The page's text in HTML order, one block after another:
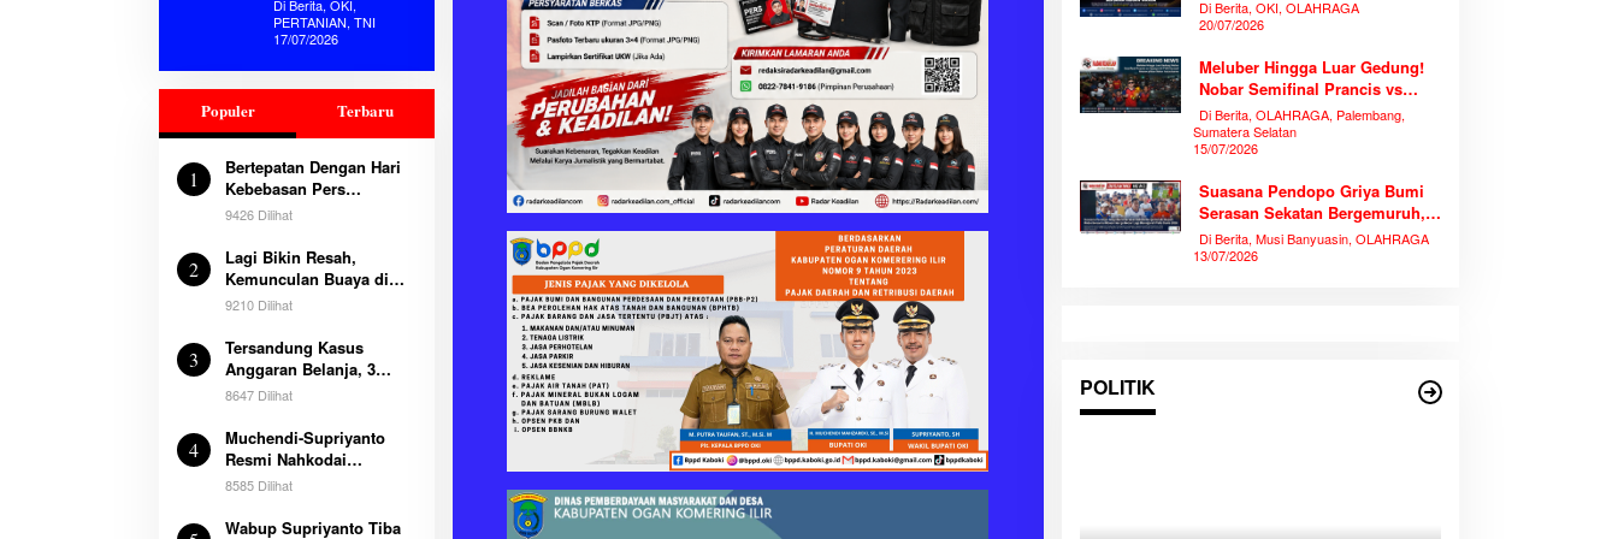
II/Sriwijaya dan
Dandim 0402/OKI
Ketahanan
Pangan Nasional
Di Berita, OKI,
PERTANIAN, TNI
17/07/2026
Populer Terbaru
1
Bertepatan Dengan Hari
Kebebasan Pers
Sedunia, Panitia
Himbau Pengurus dan
Anggota Segera Daftar
Google Form
9426 Dilihat
2
Lagi Bikin Resah,
Kemunculan Buaya di
Desa Jermun
9210 Dilihat
3
Tersandung Kasus
Anggaran Belanja, 3
Mantan Pegawai Dispora
Tersangka
8647 Dilihat
4
Muchendi-Supriyanto
Resmi Nahkodai
Kabupaten Ogan
8585 Dilihat
Wabup Supriyanto Tiba
Ribuan Warga
Di Berita, OKI, OLAHRAGA
20/07/2026
Meluber Hingga Luar Gedung!
Nobar Semifinal Prancis vs
Spanyol di TVRI Sumsel
Memecahkan Rekor Antusiasme
Di Berita, OLAHRAGA, Palembang,
Sumatera Selatan
15/07/2026
Suasana Pendopo Griya Bumi
Serasan Sekatan Bergemuruh,
Bupati Muba Bersama Ribuan
Warga Nobar Laga Bersejarah
Di Berita, Musi Banyuasin, OLAHRAGA
13/07/2026
POLITIK